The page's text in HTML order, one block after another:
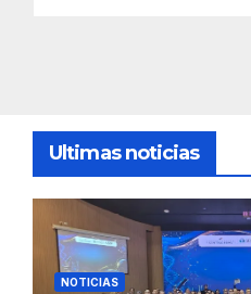
Ultimas noticias
NOTICIAS